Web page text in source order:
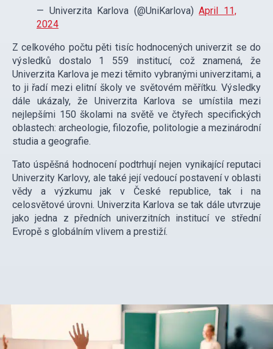
— Univerzita Karlova (@UniKarlova)April 11,
2024
Z celkového počtu pěti tisíc hodnocených univerzit se do
výsledků dostalo 1 559 institucí, což znamená, že
Univerzita Karlova je mezi těmito vybranými univerzitami, a
to ji řadí mezi elitní školy ve světovém měřítku. Výsledky
dále ukázaly, že Univerzita Karlova se umístila mezi
nejlepšími 150 školami na světě ve čtyřech specifických
oblastech: archeologie, filozofie, politologie a mezinárodní
studia a geografie.
Tato úspěšná hodnocení podtrhují nejen vynikající reputaci
Univerzity Karlovy, ale také její vedoucí postavení v oblasti
vědy a výzkumu jak v České republice, tak i na
celosvětové úrovni. Univerzita Karlova se tak dále utvrzuje
jako jedna z předních univerzitních institucí ve střední
Evropě s globálním vlivem a prestiží.